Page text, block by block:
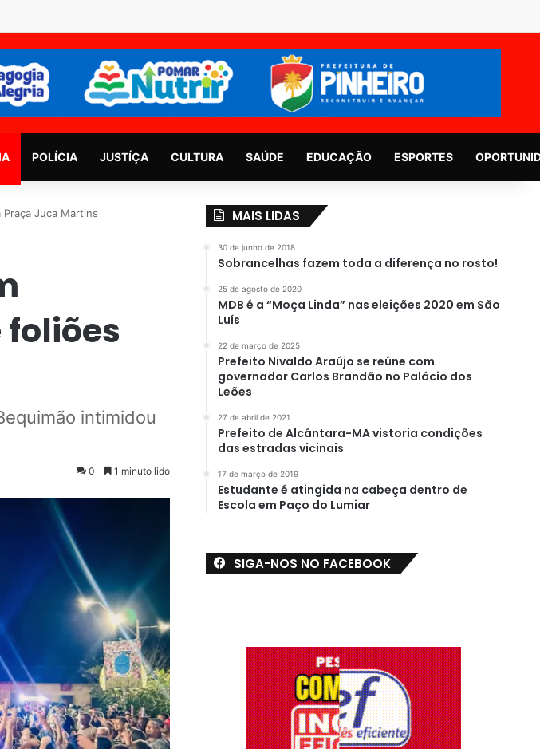
POLÍCIA JUSTÍÇA CULTURA SAÚDE EDUCAÇÃO ESPORTES
Juca Martins
intimidou
0 1 minuto lido
MAIS LIDAS
30 de junho de 2018
Sobrancelhas fazem toda a diferença no rosto!
25 de agosto de 2020
MDB é a “Moça Linda” nas eleições 2020 em São
Luís
22 de março de 2025
Prefeito Nivaldo Araújo se reúne com
governador Carlos Brandão no Palácio dos
Leões
27 de abril de 2021
Prefeito de Alcântara-MA vistoria condições
das estradas vicinais
17 de março de 2019
Estudante é atingida na cabeça dentro de
Escola em Paço do Lumiar
SIGA-NOS NO FACEBOOK